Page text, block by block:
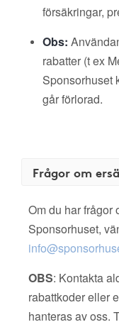
försäkringar,
Obs:
rabatter (t ex
Sponsorhuset
går förlorad.
Frågor om
Om du har frågor
Sponsorhuset,
OBS: Kontakta
rabattkoder eller
hanteras av oss.